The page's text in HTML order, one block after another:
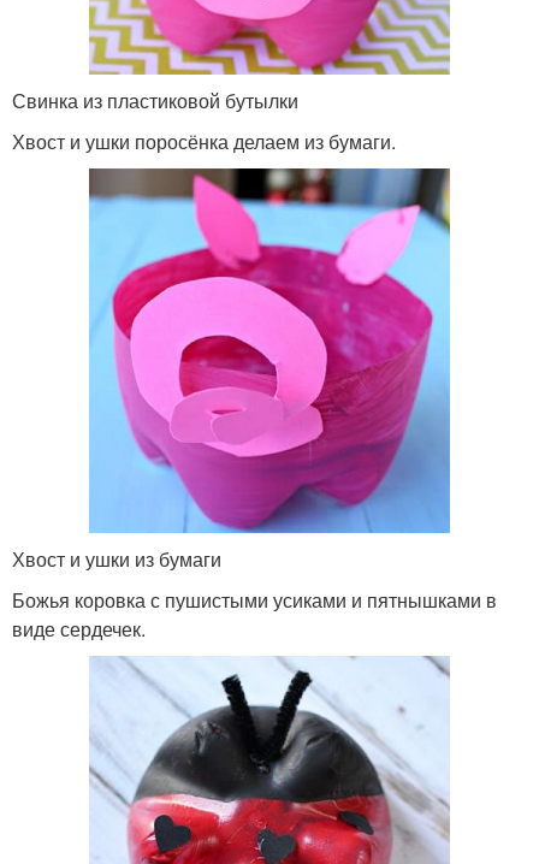
Свинка из пластиковой бутылки
Хвост и ушки поросёнка делаем из бумаги.
Хвост и ушки из бумаги
Божья коровка с пушистыми усиками и пятнышками в
виде сердечек.